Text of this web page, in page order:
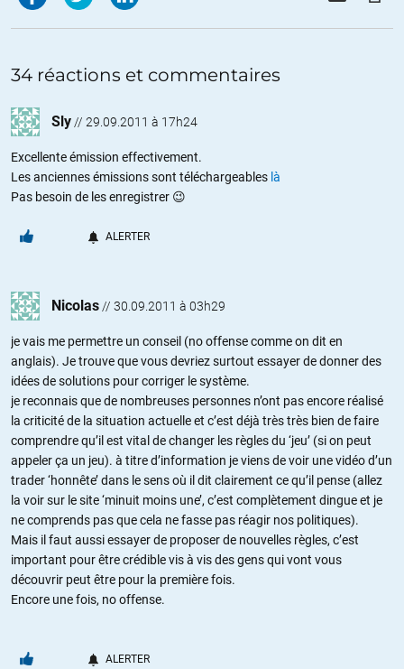
34 réactions et commentaires
Sly// 29.09.2011 à 17h24
Excellente émission effectivement.
Les anciennes émissions sont téléchargeables là
Pas besoin de les enregistrer 😉
ALERTER
Nicolas// 30.09.2011 à 03h29
je vais me permettre un conseil (no offense comme on dit en
anglais). Je trouve que vous devriez surtout essayer de donner des
idées de solutions pour corriger le système.
je reconnais que de nombreuses personnes n’ont pas encore réalisé
la criticité de la situation actuelle et c’est déjà très très bien de faire
comprendre qu’il est vital de changer les règles du ‘jeu’ (si on peut
appeler ça un jeu). à titre d’information je viens de voir une vidéo d’un
trader ‘honnête’ dans le sens où il dit clairement ce qu’il pense (allez
la voir sur le site ‘minuit moins une’, c’est complètement dingue et je
ne comprends pas que cela ne fasse pas réagir nos politiques).
Mais il faut aussi essayer de proposer de nouvelles règles, c’est
important pour être crédible vis à vis des gens qui vont vous
découvrir peut être pour la première fois.
Encore une fois, no offense.
ALERTER